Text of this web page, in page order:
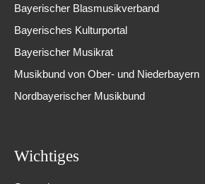
Bayerischer Blasmusikverband
Bayerisches Kulturportal
Bayerischer Musikrat
Musikbund von Ober- und Niederbayern
Nordbayerischer Musikbund
Wichtiges